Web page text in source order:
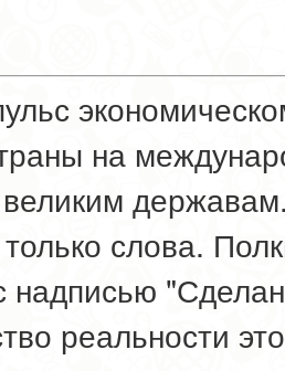
на
слова.
надписью
реальности